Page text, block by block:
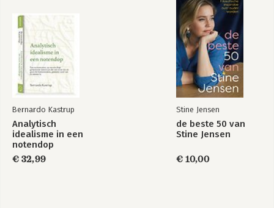
Bernardo Kastrup
Analytisch
idealisme in een
notendop
€ 32,99
Stine Jensen
de beste 50 van
Stine Jensen
€ 10,00